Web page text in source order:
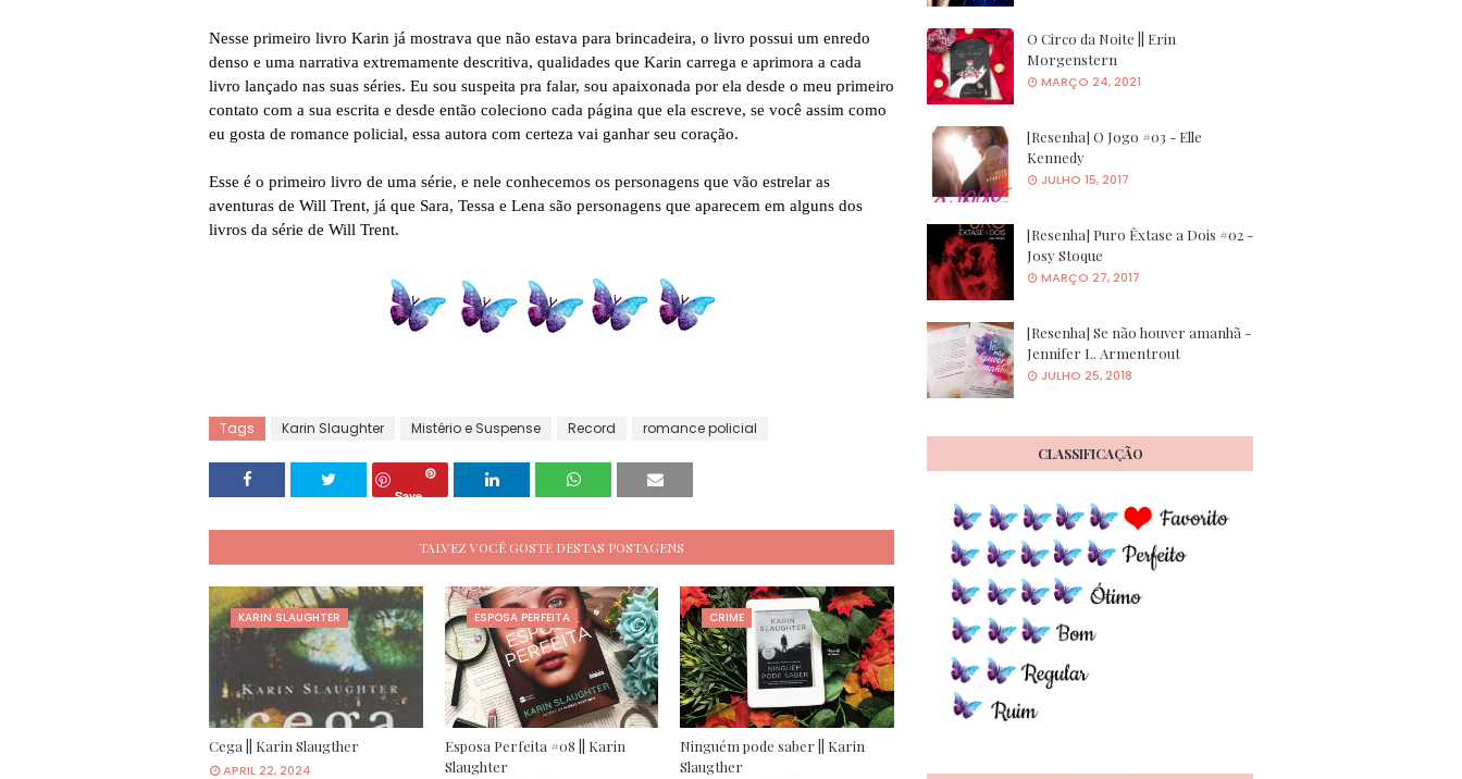
Nesse primeiro livro Karin já mostrava que não estava para brincadeira, o livro possui um enredo
denso e uma narrativa extremamente descritiva, qualidades que Karin carrega e aprimora a cada
livro lançado nas suas séries. Eu sou suspeita pra falar, sou apaixonada por ela desde o meu primeiro
contato com a sua escrita e desde então coleciono cada página que ela escreve, se você assim como
eu gosta de romance policial, essa autora com certeza vai ganhar seu coração.
Esse é o primeiro livro de uma série, e nele conhecemos os personagens que vão estrelar as
aventuras de Will Trent, já que Sara, Tessa e Lena são personagens que aparecem em alguns dos
livros da série de Will Trent.
Tags Karin Slaughter Mistério e Suspense Record romance policial
Save
TALVEZ VOCÊ GOSTE DESTAS POSTAGENS
KARIN SLAUGHTER
Cega || Karin Slaugther
APRIL 22, 2024
ESPOSA PERFEITA
Esposa Perfeita #08 || Karin
Slaughter
CRIME
Ninguém pode saber || Karin
Slaugther
O Circo da Noite || Erin
Morgenstern
MARÇO 24, 2021
[Resenha] O Jogo #03 - Elle
Kennedy
JULHO 15, 2017
[Resenha] Puro Êxtase a Dois #02 -
Josy Stoque
MARÇO 27, 2017
[Resenha] Se não houver amanhã -
Jennifer L. Armentrout
JULHO 25, 2018
CLASSIFICAÇÃO